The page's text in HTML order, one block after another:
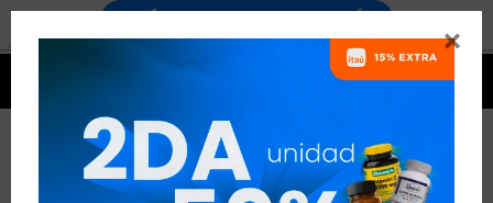

OMEGA